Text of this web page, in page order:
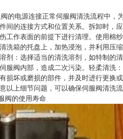
的电源连接正常伺服阀清洗流程中，
间的连接方式和位置关系。拆卸时，
工作表面的前提下进行清理。使用棉
洗箱的托盘上，加热浸泡，并利用压
剂：选择适当的清洗溶剂，如特制的
服阀内部，造成二次污染。轻柔清洗
损坏或磨损的部件，并及时进行更换
以上细节问题，可以确保伺服阀清洗
阀的使用寿命